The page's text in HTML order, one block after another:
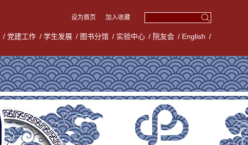
设为首页 加入收藏
/ 党建工作 / 学生发展 / 图书分馆 / 实验中心 / 院友会 / English /